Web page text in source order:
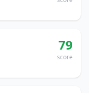
79
score